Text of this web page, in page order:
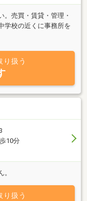
。売買・賃貸・管理・
学校の近くに事務所を
雰囲気での営業をモッ
り扱う
10分
り扱う